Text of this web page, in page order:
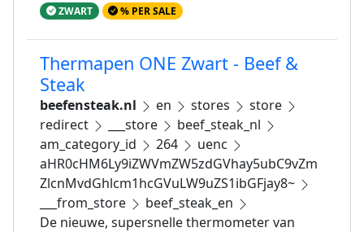
ZWART % PER SALE
Thermapen ONE Zwart - Beef &
Steak
beefensteak.nl en stores
store
redirect
___store
beef_steak_nl
am_category_id
264
uenc
aHR0cHM6Ly9iZWVmZW5zdGVhay5ubC9vZm
ZlcnMvdGhlcm1hcGVuLW9uZS1ibGFjay8~
___from_store
beef_steak_en
De nieuwe, supersnelle thermometer van